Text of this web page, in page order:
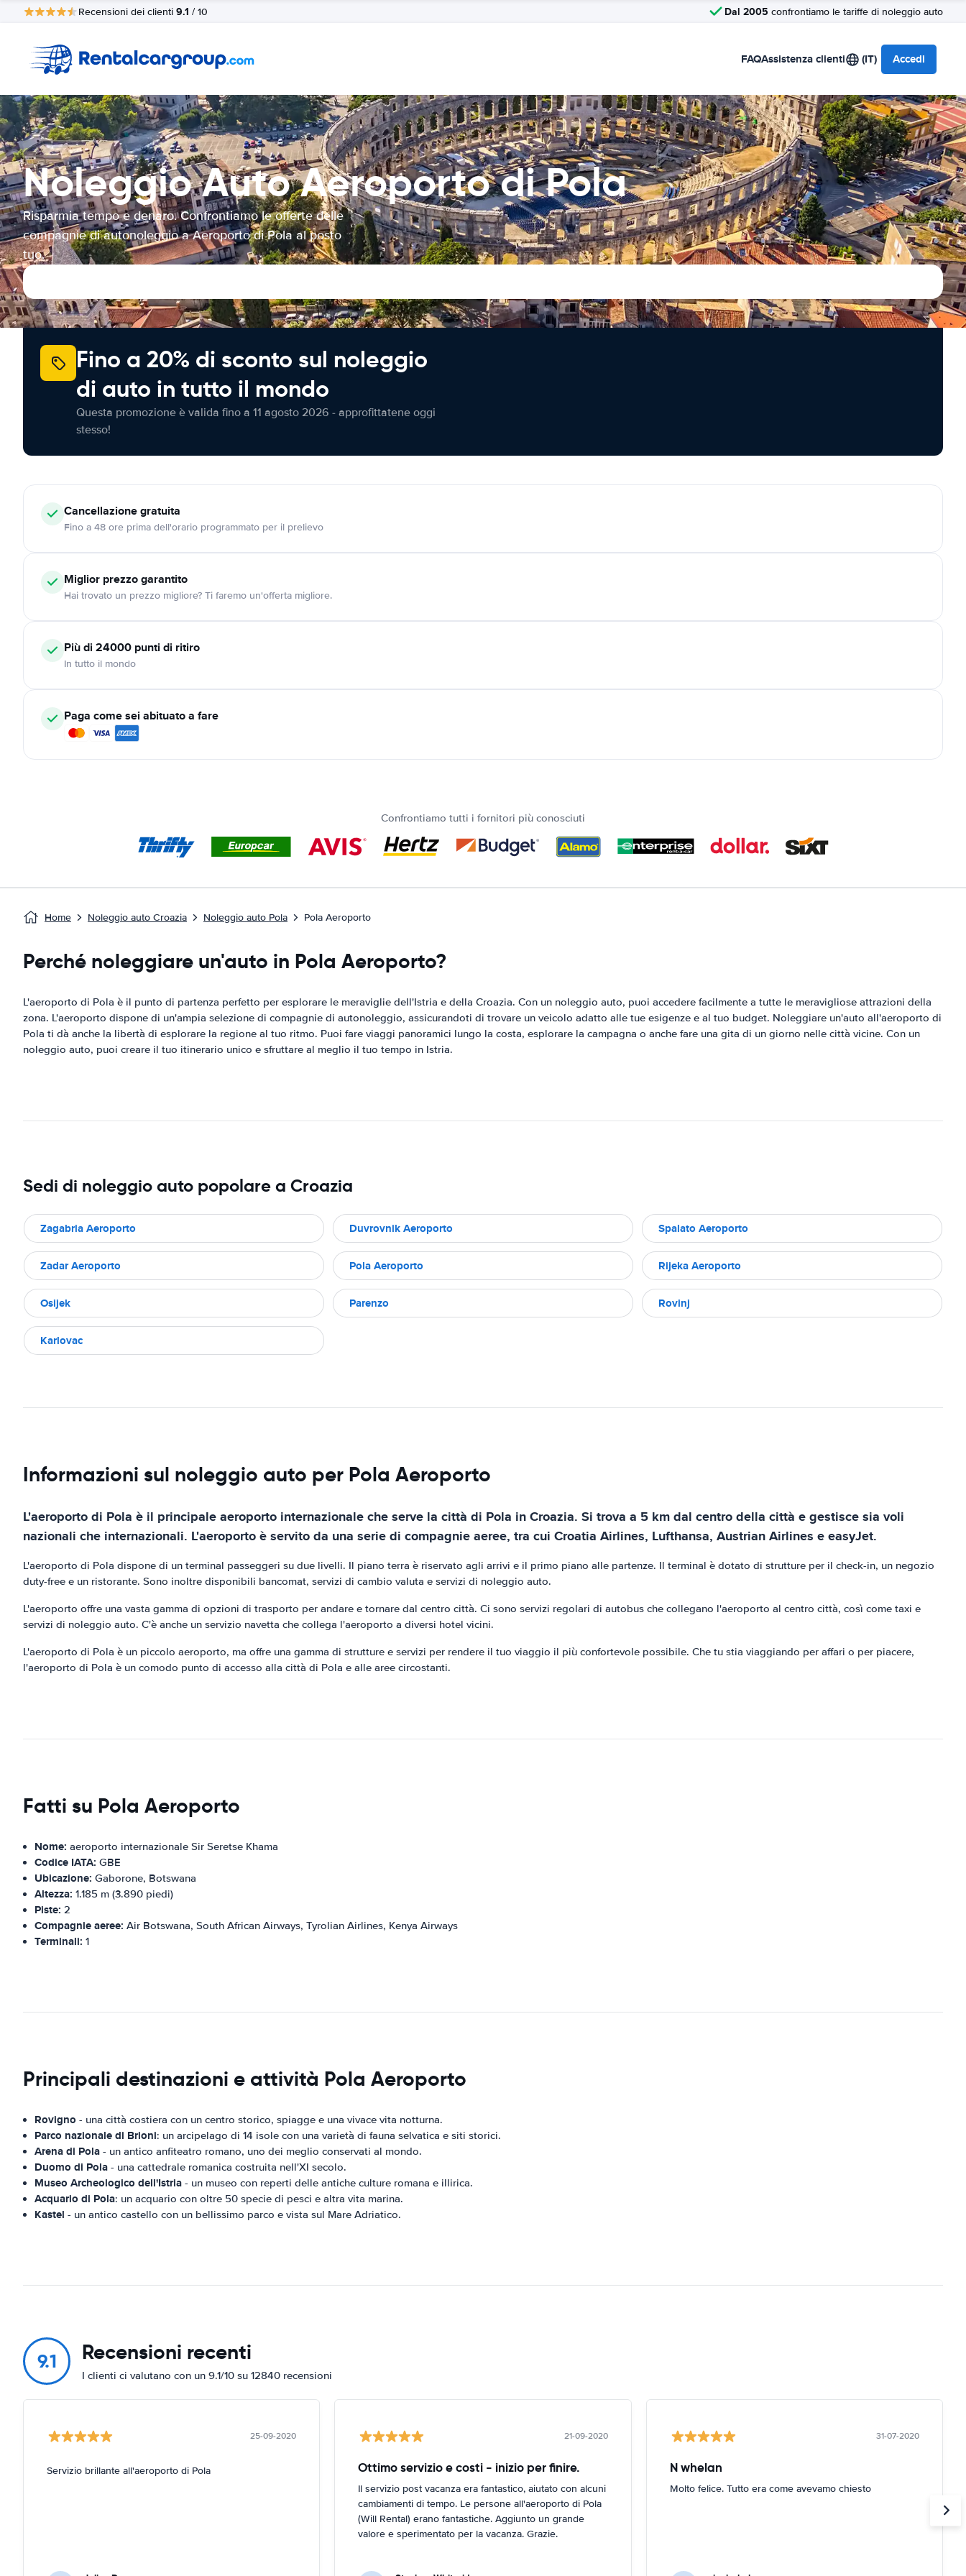
Recensioni dei clienti 9.1 / 10 Dal 2005 confrontiamo le tariffe di noleggio auto
FAQAssistenza clienti (IT) Accedi
Noleggio Auto Aeroporto di Pola
Risparmia tempo e denaro. Confrontiamo le offerte delle
compagnie di autonoleggio a Aeroporto di Pola al posto
tuo.
Fino a 20% di sconto sul noleggio
di auto in tutto il mondo
Questa promozione è valida fino a 11 agosto 2026 - approfittatene oggi
stesso!
Cancellazionegratuita
Fino a 48 ore prima dell'orario programmato per il prelievo
Miglior prezzo garantito
Hai trovato un prezzo migliore? Ti faremo un'offerta migliore.
Più di 24000 punti di ritiro
In tutto il mondo
Paga come sei abituato a fare
Confrontiamo tutti i fornitori più conosciuti
Home Noleggio auto Croazia Noleggio auto Pola Pola Aeroporto
Perché noleggiare un'auto in Pola Aeroporto?
L'aeroporto di Pola è il punto di partenza perfetto per esplorare le meraviglie dell'Istria e della Croazia. Con un noleggio auto, puoi accedere facilmente a tutte le meravigliose attrazioni della
zona. L'aeroporto dispone di un'ampia selezione di compagnie di autonoleggio, assicurandoti di trovare un veicolo adatto alle tue esigenze e al tuo budget. Noleggiare un'auto all'aeroporto di
Pola ti dà anche la libertà di esplorare la regione al tuo ritmo. Puoi fare viaggi panoramici lungo la costa, esplorare la campagna o anche fare una gita di un giorno nelle città vicine. Con un
noleggio auto, puoi creare il tuo itinerario unico e sfruttare al meglio il tuo tempo in Istria.
Sedi di noleggio auto popolare a Croazia
Zagabria Aeroporto Duvrovnik Aeroporto Spalato Aeroporto
Zadar Aeroporto Pola Aeroporto Rijeka Aeroporto
Osijek Parenzo Rovinj
Karlovac
Informazioni sul noleggio auto per Pola Aeroporto
L'aeroporto di Pola è il principale aeroporto internazionale che serve la città di Pola in Croazia. Si trova a 5 km dal centro della città e gestisce sia voli
nazionali che internazionali. L'aeroporto è servito da una serie di compagnie aeree, tra cui Croatia Airlines, Lufthansa, Austrian Airlines e easyJet.
L'aeroporto di Pola dispone di un terminal passeggeri su due livelli. Il piano terra è riservato agli arrivi e il primo piano alle partenze. Il terminal è dotato di strutture per il check-in, un negozio
duty-free e un ristorante. Sono inoltre disponibili bancomat, servizi di cambio valuta e servizi di noleggio auto.
L'aeroporto offre una vasta gamma di opzioni di trasporto per andare e tornare dal centro città. Ci sono servizi regolari di autobus che collegano l'aeroporto al centro città, così come taxi e
servizi di noleggio auto. C'è anche un servizio navetta che collega l'aeroporto a diversi hotel vicini.
L'aeroporto di Pola è un piccolo aeroporto, ma offre una gamma di strutture e servizi per rendere il tuo viaggio il più confortevole possibile. Che tu stia viaggiando per affari o per piacere,
l'aeroporto di Pola è un comodo punto di accesso alla città di Pola e alle aree circostanti.
Fatti su Pola Aeroporto
Nome: aeroporto internazionale Sir Seretse Khama
Codice IATA: GBE
Ubicazione: Gaborone, Botswana
Altezza: 1.185 m (3.890 piedi)
Piste: 2
Compagnie aeree: Air Botswana, South African Airways, Tyrolian Airlines, Kenya Airways
Terminali: 1
Principali destinazioni e attività Pola Aeroporto
Rovigno - una città costiera con un centro storico, spiagge e una vivace vita notturna.
Parco nazionale di Brioni: un arcipelago di 14 isole con una varietà di fauna selvatica e siti storici.
Arena di Pola - un antico anfiteatro romano, uno dei meglio conservati al mondo.
Duomo di Pola - una cattedrale romanica costruita nell'XI secolo.
Museo Archeologico dell'Istria - un museo con reperti delle antiche culture romana e illirica.
Acquario di Pola: un acquario con oltre 50 specie di pesci e altra vita marina.
Kastel - un antico castello con un bellissimo parco e vista sul Mare Adriatico.
9.1 Recensioni recenti
I clienti ci valutano con un 9.1/10 su 12840 recensioni
25-09-2020
Servizio brillante all'aeroporto di Pola
21-09-2020
Ottimo servizio e costi - inizio per finire.
Il servizio post vacanza era fantastico, aiutato con alcuni
cambiamenti di tempo. Le persone all'aeroporto di Pola
(Will Rental) erano fantastiche. Aggiunto un grande
valore e sperimentato per la vacanza. Grazie.
31-07-2020
N whelan
Molto felice. Tutto era come avevamo chiesto